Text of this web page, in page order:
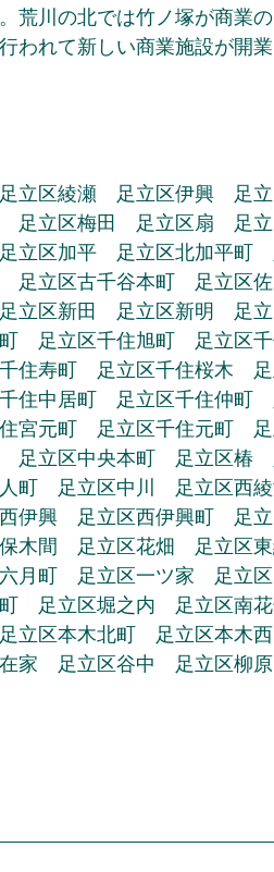
荒川の北では竹ノ塚が商業
われて新しい商業施設が開業
立区綾瀬　足立区伊興　足
足立区梅田　足立区扇　足
立区加平　足立区北加平町
足立区古千谷本町　足立区
立区新田　足立区新明　足
　足立区千住旭町　足立区
住寿町　足立区千住桜木　
住中居町　足立区千住仲町
宮元町　足立区千住元町　
足立区中央本町　足立区椿
町　足立区中川　足立区西
伊興　足立区西伊興町　足
木間　足立区花畑　足立区
月町　足立区一ツ家　足立
　足立区堀之内　足立区南
立区本木北町　足立区本木
家　足立区谷中　足立区柳